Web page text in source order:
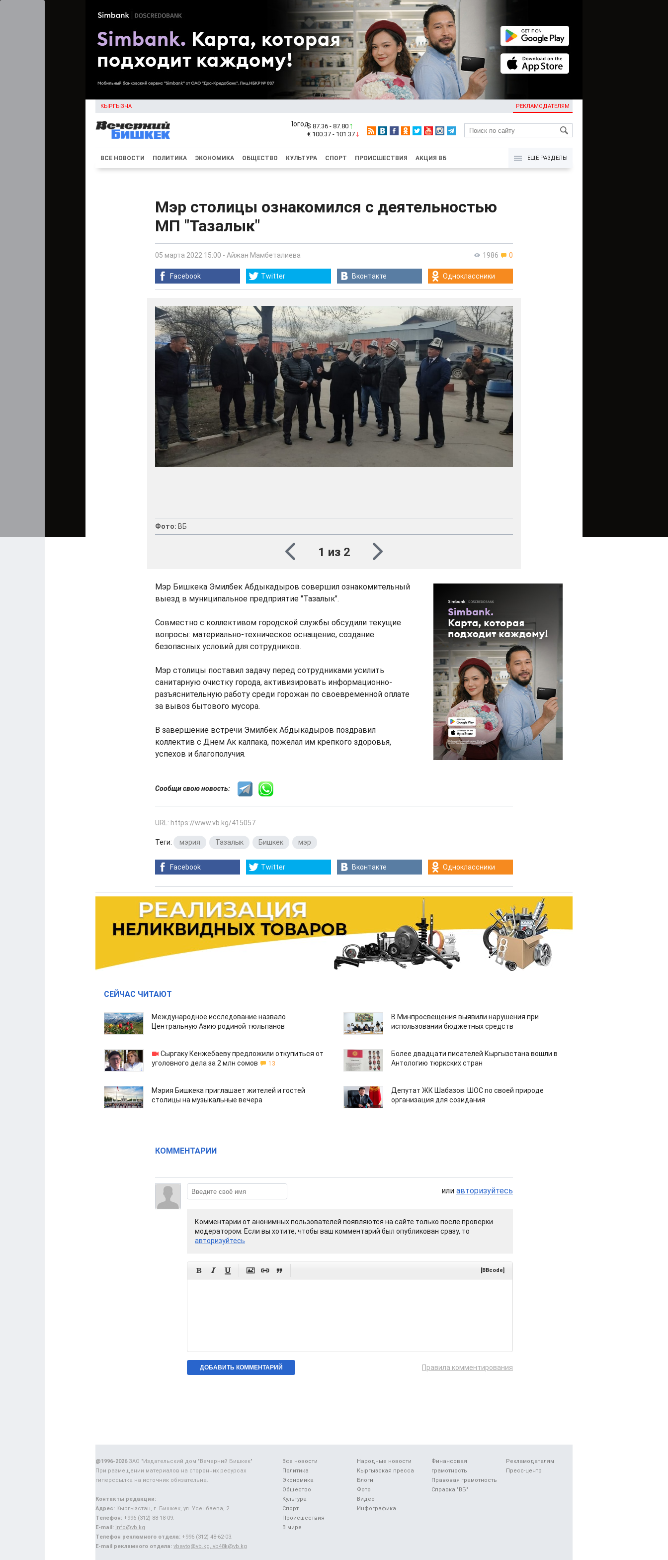
КЫРГЫЗЧА РЕКЛАМОДАТЕЛЯМ
KG
$ 87.36 - 87.80
€ 100.37 - 101.37
ВСЕ НОВОСТИ ПОЛИТИКА ЭКОНОМИКА ОБЩЕСТВО КУЛЬТУРА СПОРТ ПРОИСШЕСТВИЯ АКЦИЯ ВБ ЕЩЁ РАЗДЕЛЫ
Мэр столицы ознакомился с деятельностью
МП "Тазалык"
1986 0
05 марта 2022 15:00 - Айжан Мамбеталиева
Facebook Twitter Вконтакте Одноклассники
Фото: ВБ
1 из 2
Мэр Бишкека Эмилбек Абдыкадыров совершил ознакомительный
выезд в муниципальное предприятие "Тазалык".
Совместно с коллективом городской службы обсудили текущие
вопросы: материально-техническое оснащение, создание
безопасных условий для сотрудников.
Мэр столицы поставил задачу перед сотрудниками усилить
санитарную очистку города, активизировать информационно-
разъяснительную работу среди горожан по своевременной оплате
за вывоз бытового мусора.
В завершение встречи Эмилбек Абдыкадыров поздравил
коллектив с Днем Ак калпака, пожелал им крепкого здоровья,
успехов и благополучия.
Сообщи свою новость:
URL: https://www.vb.kg/415057
Теги: мэрия Тазалык Бишкек мэр
Facebook Twitter Вконтакте Одноклассники
СЕЙЧАС ЧИТАЮТ
Международное исследование назвало
Центральную Азию родиной тюльпанов
В Минпросвещения выявили нарушения при
использовании бюджетных средств
Сыргаку Кенжебаеву предложили откупиться от
уголовного дела за 2 млн сомов
13
Более двадцати писателей Кыргызстана вошли в
Антологию тюркских стран
Мэрия Бишкека приглашает жителей и гостей
столицы на музыкальные вечера
Депутат ЖК Шабазов: ШОС по своей природе
организация для созидания
КОММЕНТАРИИ
или авторизуйтесь
Комментарии от анонимных пользователей появляются на сайте только после проверки
модератором. Если вы хотите, чтобы ваш комментарий был опубликован сразу, то
авторизуйтесь
      [BBcode]
Правила комментирования
Все новости
Политика
Экономика
Общество
Культура
Спорт
Происшествия
В мире
Народные новости
Кыргызская пресса
Блоги
Фото
Видео
Инфографика
Финансовая
грамотность
Правовая грамотность
Справка "ВБ"
Рекламодателям
Пресс-центр
@1996-2026ЗАО "Издательский дом "Вечерний Бишкек"
При размещении материалов на сторонних ресурсах
гиперссылка на источник обязательна.
Контакты редакции:
Адрес: Кыргызстан, г. Бишкек, ул. Усенбаева, 2.
Телефон: +996 (312) 88-18-09.
E-mail: info@vb.kg
Телефон рекламного отдела: +996 (312) 48-62-03.
E-mail рекламного отдела: vbavto@vb.kg, vb48k@vb.kg